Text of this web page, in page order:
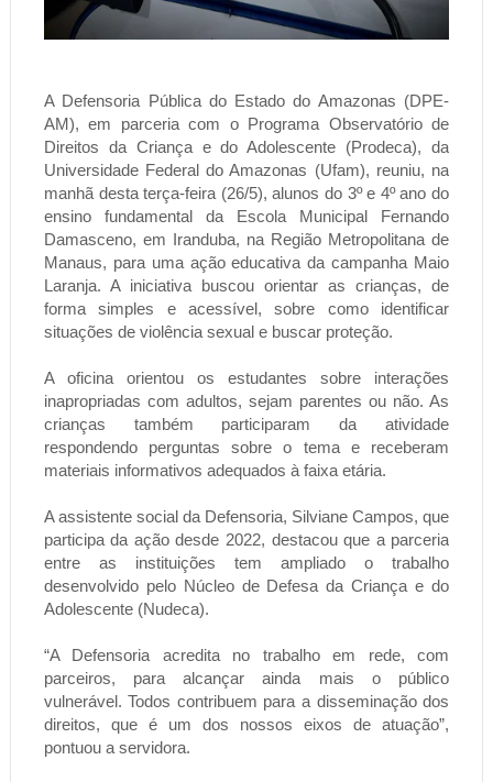
A Defensoria Pública do Estado do Amazonas (DPE-
AM), em parceria com o Programa Observatório de
Direitos da Criança e do Adolescente (Prodeca), da
Universidade Federal do Amazonas (Ufam), reuniu, na
manhã desta terça-feira (26/5), alunos do 3º e 4º ano do
ensino fundamental da Escola Municipal Fernando
Damasceno, em Iranduba, na Região Metropolitana de
Manaus, para uma ação educativa da campanha Maio
Laranja. A iniciativa buscou orientar as crianças, de
forma simples e acessível, sobre como identificar
situações de violência sexual e buscar proteção.
A oficina orientou os estudantes sobre interações
inapropriadas com adultos, sejam parentes ou não. As
crianças também participaram da atividade
respondendo perguntas sobre o tema e receberam
materiais informativos adequados à faixa etária.
A assistente social da Defensoria, Silviane Campos, que
participa da ação desde 2022, destacou que a parceria
entre as instituições tem ampliado o trabalho
desenvolvido pelo Núcleo de Defesa da Criança e do
Adolescente (Nudeca).
“A Defensoria acredita no trabalho em rede, com
parceiros, para alcançar ainda mais o público
vulnerável. Todos contribuem para a disseminação dos
direitos, que é um dos nossos eixos de atuação”,
pontuou a servidora.